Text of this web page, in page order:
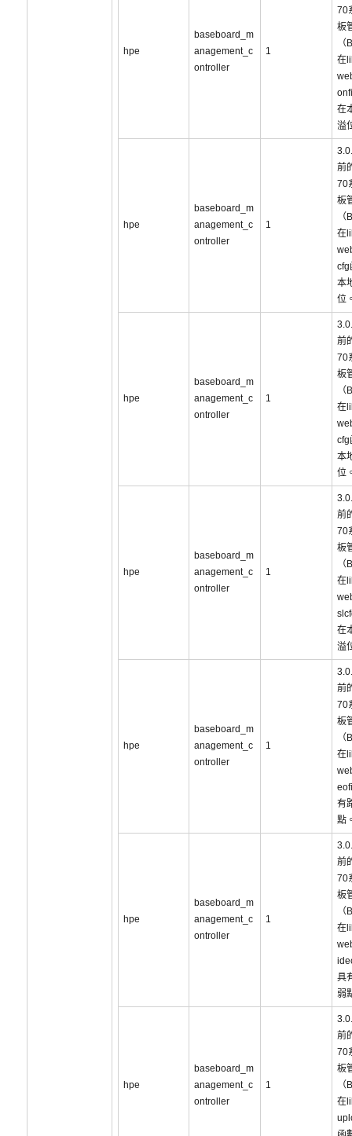
hpe
baseboard_m
anagement_c
ontroller
1
70
板
在
在
溢
hpe
baseboard_m
anagement_c
ontroller
1
前
70
板
在
cfg
本
位
hpe
baseboard_m
anagement_c
ontroller
1
前
70
板
在
cfg
本
位
hpe
baseboard_m
anagement_c
ontroller
1
前
70
板
在
在
溢
hpe
baseboard_m
anagement_c
ontroller
1
前
70
板
在
有
點
hpe
baseboard_m
anagement_c
ontroller
1
前
70
板
在
具
弱
hpe
baseboard_m
anagement_c
ontroller
1
前
70
板
在